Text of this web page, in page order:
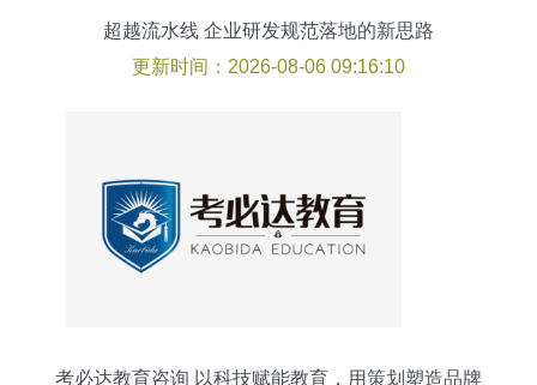
超越流水线 企业研发规范落地的新思路
更新时间：2026-08-06 09:16:10
考必达教育咨询 以科技赋能教育，用策划塑造品牌